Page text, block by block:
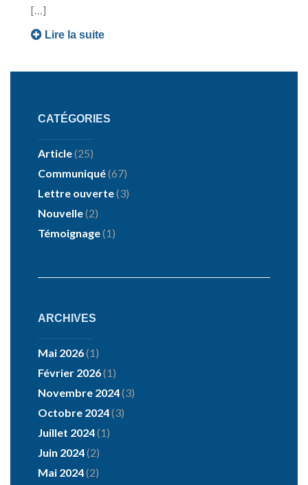
[…]
Lire la suite
CATÉGORIES
Article(25)
Communiqué(67)
Lettre ouverte(3)
Nouvelle(2)
Témoignage(1)
ARCHIVES
Mai 2026(1)
Février 2026(1)
Novembre 2024(3)
Octobre 2024(3)
Juillet 2024(1)
Juin 2024(2)
Mai 2024(2)